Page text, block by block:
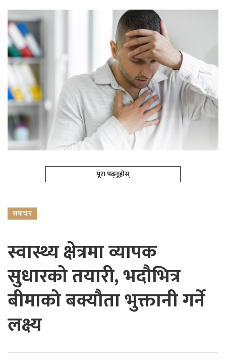
पूरा पढ्नूहोस्
समाचार
स्वास्थ्य क्षेत्रमा व्यापक
सुधारको तयारी, भदौभित्र
बीमाको बक्यौता भुक्तानी गर्ने
लक्ष्य